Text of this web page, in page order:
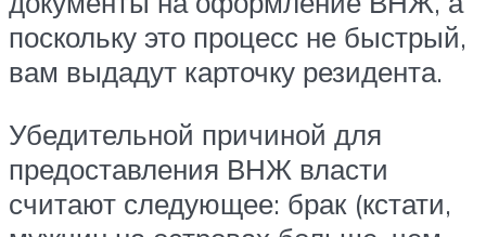
поскольку это процесс не быстрый,
вам выдадут карточку резидента.
Убедительной причиной для
предоставления ВНЖ власти
считают следующее: брак (кстати,